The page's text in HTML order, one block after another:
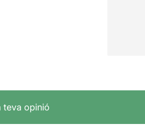
teva opinió